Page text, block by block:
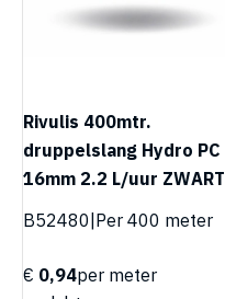
Rivulis 400mtr.
druppelslang Hydro PC
16mm 2.2 L/uur ZWART
B52480|Per 400 meter
€ 0,94per meter